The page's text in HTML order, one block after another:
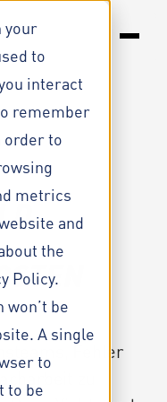
your
to
interact
remember
order to
metrics
and
the
Policy.
be
A single
to
to be
Fehler
zu